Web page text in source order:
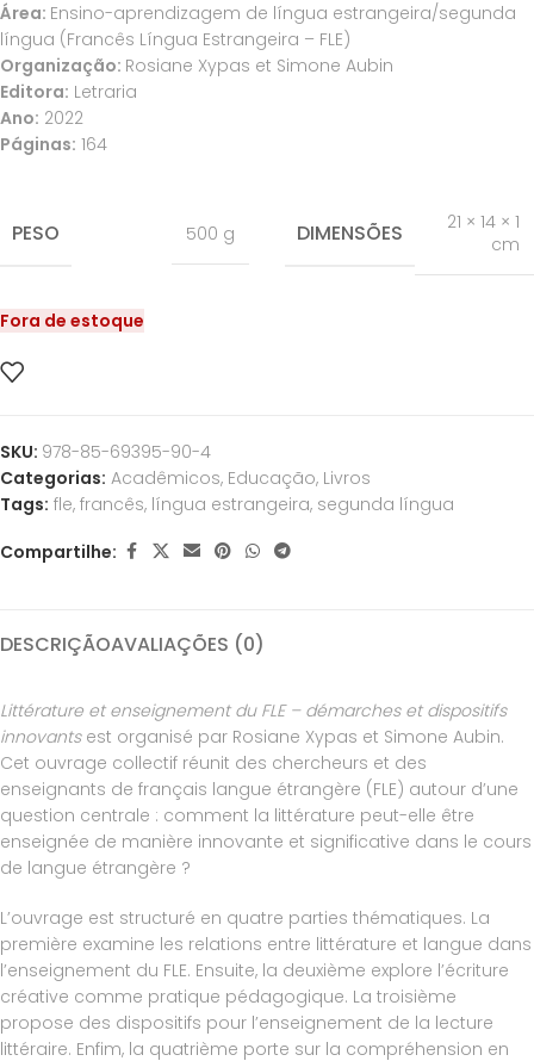
Área: Ensino-aprendizagem de língua estrangeira/segunda
língua (Francês Língua Estrangeira – FLE)
Organização: Rosiane Xypas et Simone Aubin
Editora: Letraria
Ano: 2022
Páginas: 164
PESO 500 g DIMENSÕES
21 × 14 × 1
cm
Fora de estoque
SKU: 978-85-69395-90-4
Categorias: Acadêmicos, Educação, Livros
Tags: fle, francês, língua estrangeira, segunda língua
Compartilhe:
DESCRIÇÃOAVALIAÇÕES (0)
Littérature et enseignement du FLE – démarches et dispositifs
innovants est organisé par Rosiane Xypas et Simone Aubin.
Cet ouvrage collectif réunit des chercheurs et des
enseignants de français langue étrangère (FLE) autour d’une
question centrale : comment la littérature peut-elle être
enseignée de manière innovante et significative dans le cours
de langue étrangère ?
L’ouvrage est structuré en quatre parties thématiques. La
première examine les relations entre littérature et langue dans
l’enseignement du FLE. Ensuite, la deuxième explore l’écriture
créative comme pratique pédagogique. La troisième
propose des dispositifs pour l’enseignement de la lecture
littéraire. Enfim, la quatrième porte sur la compréhension en